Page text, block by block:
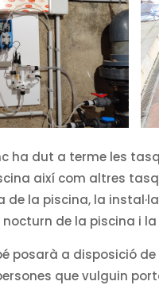
ha dut a terme les
així com altres
la piscina, la
de la piscina i
posarà a disposició
que vulguin